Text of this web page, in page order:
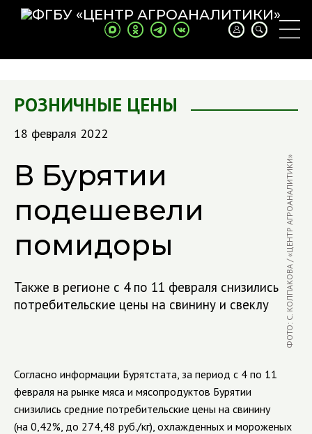
РОЗНИЧНЫЕ ЦЕНЫ
18 февраля 2022
В Бурятии
подешевели
помидоры
Также в регионе с 4 по 11 февраля снизились
потребительские цены на свинину и свеклу
ФОТО: С. КОЛПАКОВА / «ЦЕНТР АГРОАНАЛИТИКИ»
Согласно информации Бурятстата, за период с 4 по 11
февраля на рынке мяса и мясопродуктов Бурятии
снизились средние потребительские цены на свинину
(на 0,42%, до 274,48 руб./кг), охлажденных и мороженых